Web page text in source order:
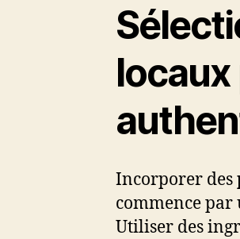
locaux
Incorporer des
commence par
Utiliser des